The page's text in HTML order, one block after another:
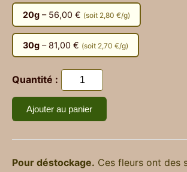
20g – 56,00 € (soit 2,80 €/g)
30g – 81,00 € (soit 2,70 €/g)
Quantité :
Ajouter au panier
Pour déstockage. Ces fleurs ont des